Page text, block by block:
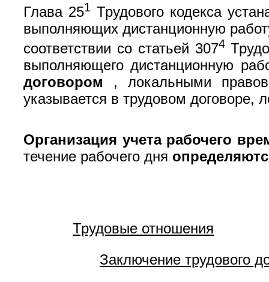
Глава 251 Трудового кодекса
выполняющих дистанционную
соответствии со статьей 3074
выполняющего дистанционную
договором , локальными
указывается в трудовом договоре,
Организация учета рабочего
течение рабочего дня
Трудовые отношения
Заключение трудового